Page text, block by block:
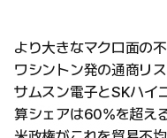
より大きなマクロ面の不
ワシントン発の通商リス
サムスン電子とSKハイ
算シェアは60%を超える